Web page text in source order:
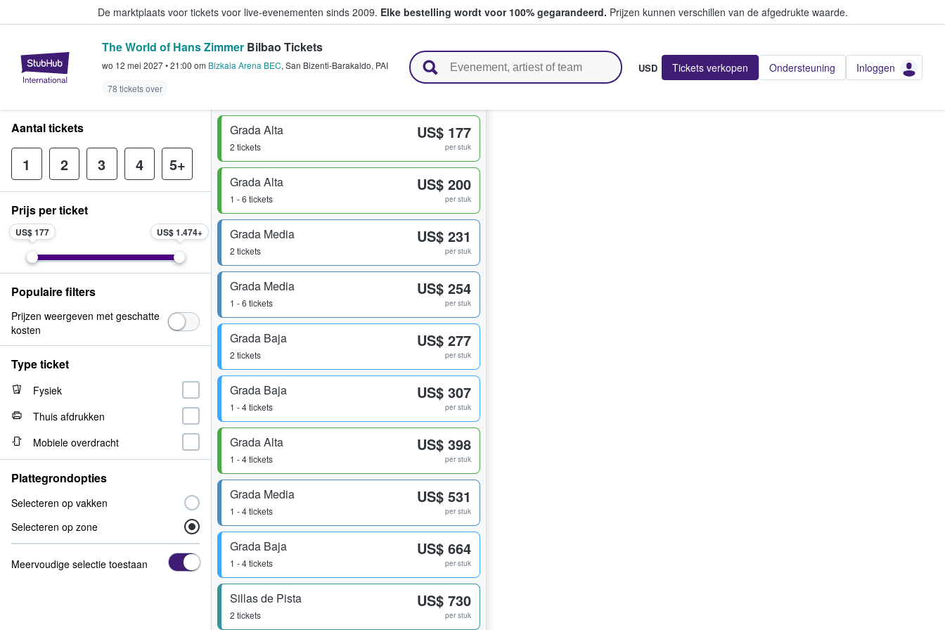
De marktplaats voor tickets voor live-evenementen sinds 2009. Elke bestelling wordt voor 100% gegarandeerd. Prijzen kunnen verschillen van de afgedrukte waarde.
StubHub: waar fans tickets kopen en verkopen
The World of Hans Zimmer Bilbao Tickets
wo 12 mei 2027•21:00 om Bizkaia Arena BEC, San Bizenti-Barakaldo, PAI
78 tickets over
USD Tickets verkopen Ondersteuning Inloggen
Grada Alta
2 tickets
US$ 177
per stuk
Grada Alta
1 - 6 tickets
US$ 200
per stuk
Grada Media
2 tickets
US$ 231
per stuk
Grada Media
1 - 6 tickets
US$ 254
per stuk
Grada Baja
2 tickets
US$ 277
per stuk
Grada Baja
1 - 4 tickets
US$ 307
per stuk
Grada Alta
1 - 4 tickets
US$ 398
per stuk
Grada Media
1 - 4 tickets
US$ 531
per stuk
Grada Baja
1 - 4 tickets
US$ 664
per stuk
Sillas de Pista
2 tickets
US$ 730
per stuk
Aantal tickets
1 2 3 4 5+
Prijs per ticket
US$ 177 US$ 1.474
Populaire filters
Prijzen weergeven met geschatte
kosten
Type ticket
Fysiek
Thuis afdrukken
Mobiele overdracht
Plattegrondopties
Selecteren op vakken
Selecteren op zone
Meervoudige selectie toestaan